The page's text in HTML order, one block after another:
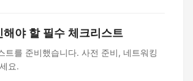
야 할 필수 체크리스트
트를 준비했습니다. 사전 준비, 네트워킹
요.